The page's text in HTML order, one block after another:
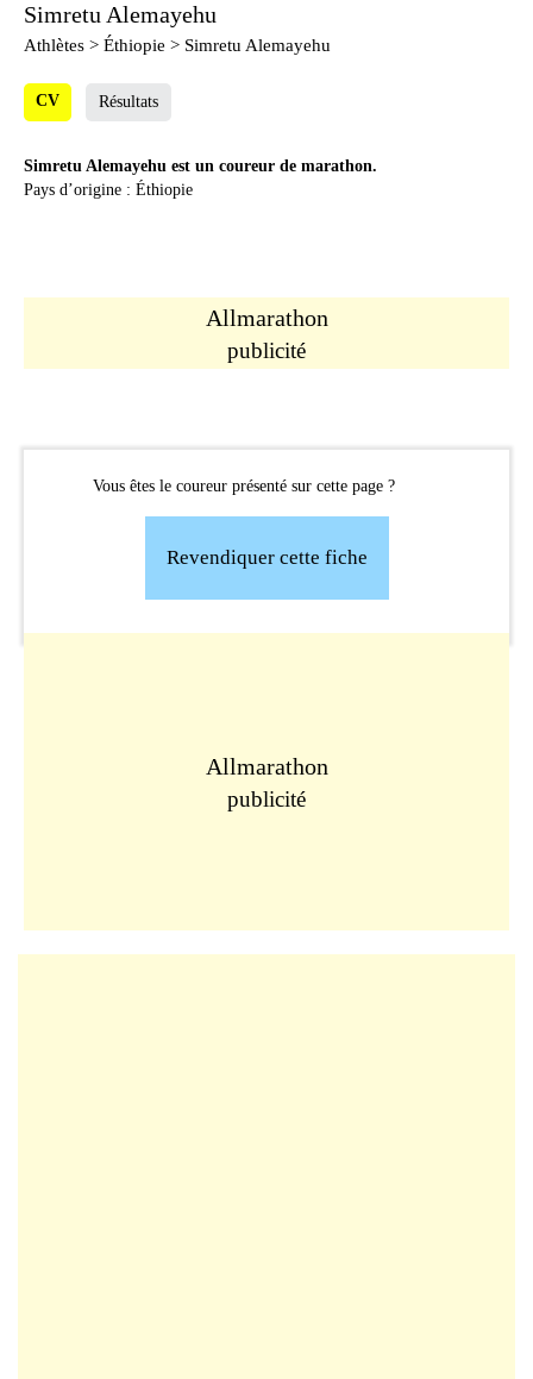
Simretu Alemayehu
Athlètes > Éthiopie > Simretu Alemayehu
CV Résultats
Simretu Alemayehu est un coureur de marathon.
Pays d’origine : Éthiopie
Allmarathon
publicité
Vous êtes le coureur présenté sur cette page ?
Revendiquer cette fiche
Allmarathon
publicité